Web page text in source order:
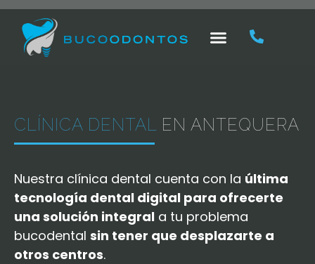
CLÍNICA DENTAL EN ANTEQUERA
Nuestra clínica dental cuenta con la última
tecnología dental digital para ofrecerte
una solución integral a tu problema
bucodental sin tener que desplazarte a
otros centros.